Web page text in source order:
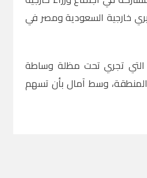
خارجية السعودية ومصر في
التي تجري تحت مظلة وساطة
المنطقة، وسط آمال بأن تسهم